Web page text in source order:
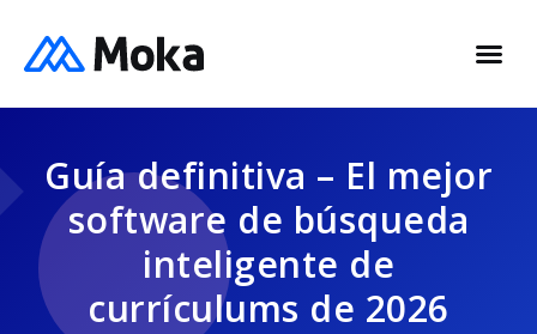
Guía definitiva – El mejor
software de búsqueda
inteligente de
currículums de 2026